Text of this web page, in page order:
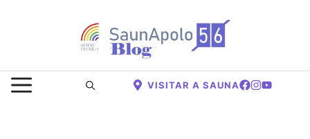
conteúdo
MENU VISITAR A SAUNA